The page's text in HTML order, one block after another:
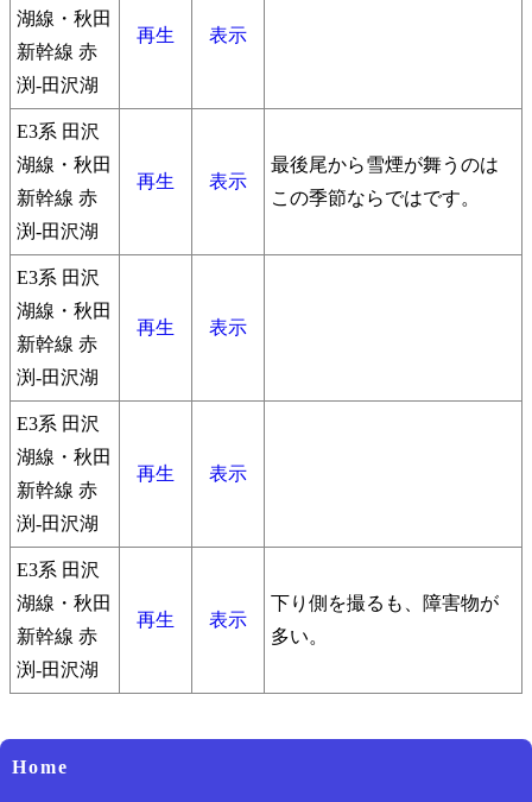
湖線・秋田
新幹線 赤
渕-田沢湖
再生 表示
E3系 田沢
湖線・秋田
新幹線 赤
渕-田沢湖
再生 表示
最後尾から雪煙が舞うのは
この季節ならではです。
E3系 田沢
湖線・秋田
新幹線 赤
渕-田沢湖
再生 表示
E3系 田沢
湖線・秋田
新幹線 赤
渕-田沢湖
再生 表示
E3系 田沢
湖線・秋田
新幹線 赤
渕-田沢湖
再生 表示
下り側を撮るも、障害物が
多い。
Home